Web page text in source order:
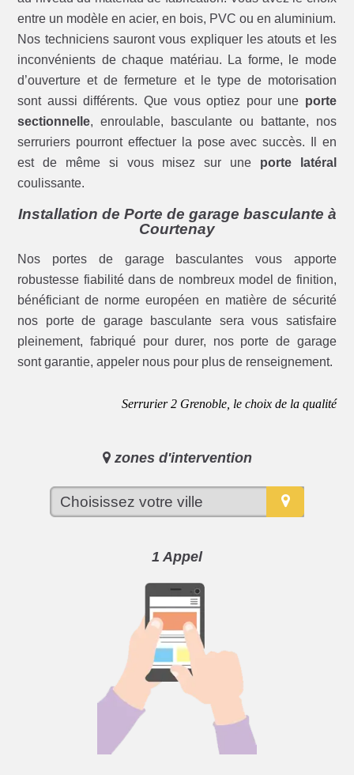
entre un modèle en acier, en bois, PVC ou en aluminium.
Nos techniciens sauront vous expliquer les atouts et les
inconvénients de chaque matériau. La forme, le mode
d’ouverture et de fermeture et le type de motorisation
sont aussi différents. Que vous optiez pour une porte
sectionnelle, enroulable, basculante ou battante, nos
serruriers pourront effectuer la pose avec succès. Il en
est de même si vous misez sur une porte latéral
coulissante.
Installation de Porte de garage basculante à
Courtenay
Nos portes de garage basculantes vous apporte
robustesse fiabilité dans de nombreux model de finition,
bénéficiant de norme européen en matière de sécurité
nos porte de garage basculante sera vous satisfaire
pleinement, fabriqué pour durer, nos porte de garage
sont garantie, appeler nous pour plus de renseignement.
Serrurier 2 Grenoble, le choix de la qualité
zones d'intervention
1 Appel